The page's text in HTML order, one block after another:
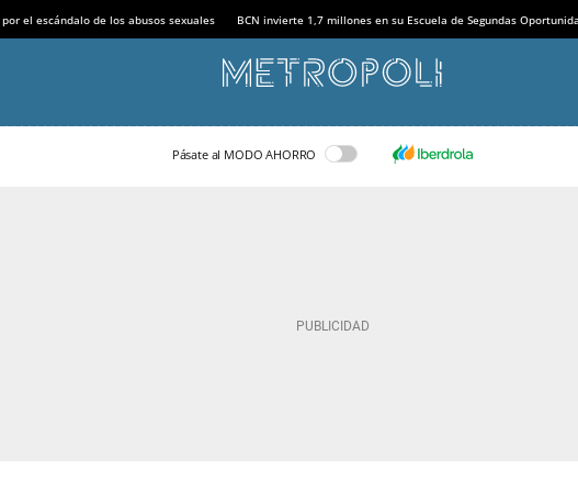
el escándalo de los abusos sexuales BCN invierte 1,7 millones en su Escuela de Segundas
Pásate al MODO AHORRO